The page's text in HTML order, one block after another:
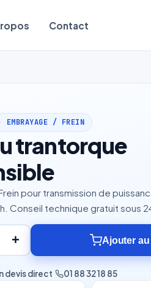
Contact
EMBRAYAGE / FREIN
trantorque
pour transmission de
Conseil technique gratuit sous
+ Ajouter
devis direct· 01 88 32 18 85